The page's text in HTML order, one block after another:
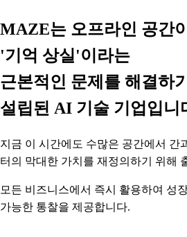
MAZE는 오프라인 공간
'기억 상실 '이라는
근본적인 문제를 해결하
설립된 AI 기술 기업입니
지금 이 시간에도 수많은 공간에서 간
터의 막대한 가치를 재정의하기 위해
모든 비즈니스에서 즉시 활용하여 성
가능한 통찰을 제공합니다.